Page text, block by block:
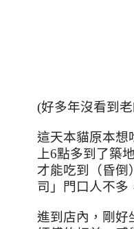
(好多年沒看到
這天本貓原本想
上6點多到了築
才能吃到（昏倒
司」門口人不多
進到店內，剛好